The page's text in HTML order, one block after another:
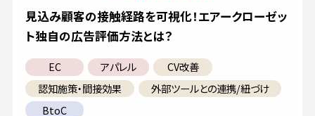
見込み顧客の接触経路を可視化！エアークローゼッ
ト独自の広告評価方法とは？
EC アパレル
CV改善
認知施策・間接効果
外部ツールとの連携/紐づけ
BtoC